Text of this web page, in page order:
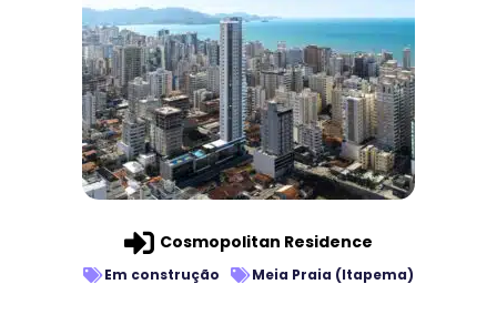
Cosmopolitan Residence
Em construção Meia Praia (Itapema)